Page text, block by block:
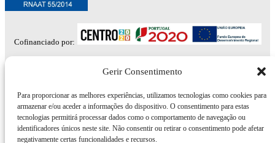
Gerir Consentimento
Para proporcionar as melhores experiências, utilizamos tecnologias como cookies para
armazenar e/ou aceder a informações do dispositivo. O consentimento para estas
tecnologias permitirá processar dados como o comportamento de navegação ou
identificadores únicos neste site. Não consentir ou retirar o consentimento pode afetar
negativamente certas funcionalidades e recursos.
Cofinanciado por:
Subscribe here